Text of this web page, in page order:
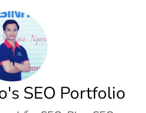
SEO Portfolio